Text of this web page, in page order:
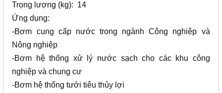
Trọng lượng (kg): 14
Ứng dụng:
-Bơm cung cấp nước trong ngành Công nghiệp và
Nông nghiệp
-Bơm hệ thống xử lý nước sạch cho các khu công
nghiệp và chung cư
-Bơm hệ thống tưới tiêu thủy lợi